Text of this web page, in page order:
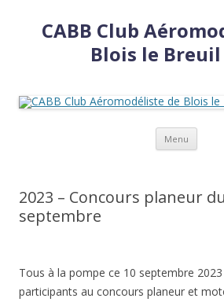
CABB Club
Blois le Breuil
Menu Aller
2023 – Concours planeur
septembre
Tous à la pompe ce 10 septembre
participants au concours planeur et